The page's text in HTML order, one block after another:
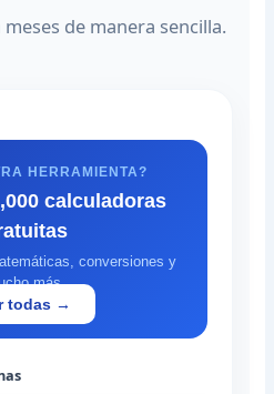
de manera sencilla.
HERRAMIENTA?
calculadoras
conversiones y
más.
todas →